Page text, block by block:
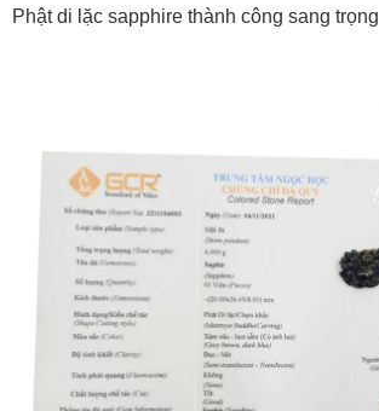
Phật di lặc sapphire thành công sang trọng